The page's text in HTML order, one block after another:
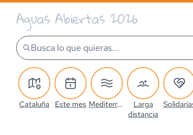
Aguas Abiertas 2026
Busca lo que quieras...
Cataluña Este mes Mediterráneo
Larga
distancia